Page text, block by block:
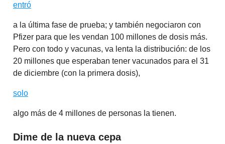
entró
a la última fase de prueba; y también negociaron con
Pfizer para que les vendan 100 millones de dosis más.
Pero con todo y vacunas, va lenta la distribución: de los
20 millones que esperaban tener vacunados para el 31
de diciembre (con la primera dosis),
solo
algo más de 4 millones de personas la tienen.
Dime de la nueva cepa